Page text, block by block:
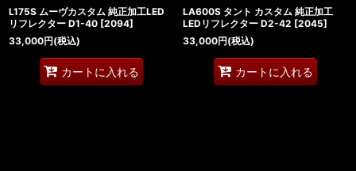
L175S ムーヴカスタム 純正加工LED
リフレクター D1-40 [2094]
33,000円(税込)
カートに入れる
LA600S タント カスタム 純正加工
LEDリフレクター D2-42 [2045]
33,000円(税込)
カートに入れる